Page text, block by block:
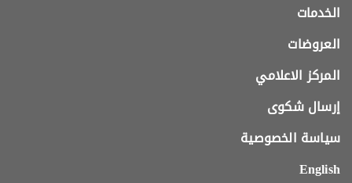
الخدمات
العروضات
المركز الاعلامي
إرسال شكوى
سياسة الخصوصية
English